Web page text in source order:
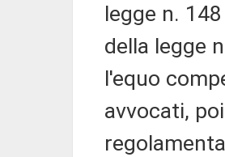
legge n.
della legge
l'equo
avvocati,